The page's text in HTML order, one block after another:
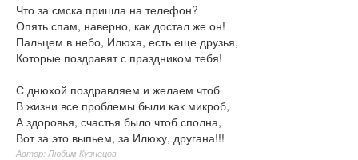
Что за смска пришла на телефон?
Опять спам, наверно, как достал же он!
Пальцем в небо, Илюха, есть еще друзья,
Которые поздравят с праздником тебя!
С днюхой поздравляем и желаем чтоб
В жизни все проблемы были как микроб,
А здоровья, счастья было чтоб сполна,
Вот за это выпьем, за Илюху, другана!!!
Автор: Любим Кузнецов